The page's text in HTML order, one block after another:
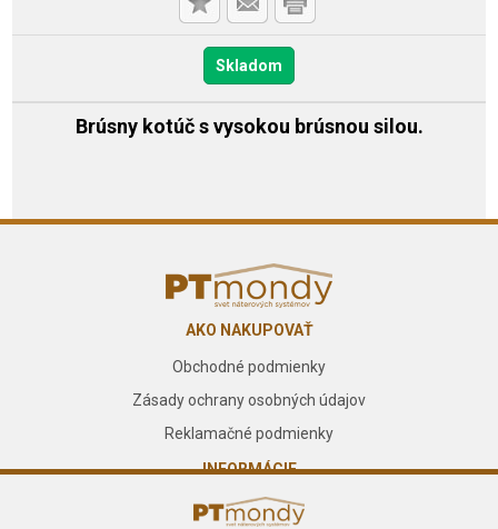
Skladom
Brúsny kotúč s vysokou brúsnou silou.
AKO NAKUPOVAŤ
Obchodné podmienky
Zásady ochrany osobných údajov
Reklamačné podmienky
INFORMÁCIE
O nás